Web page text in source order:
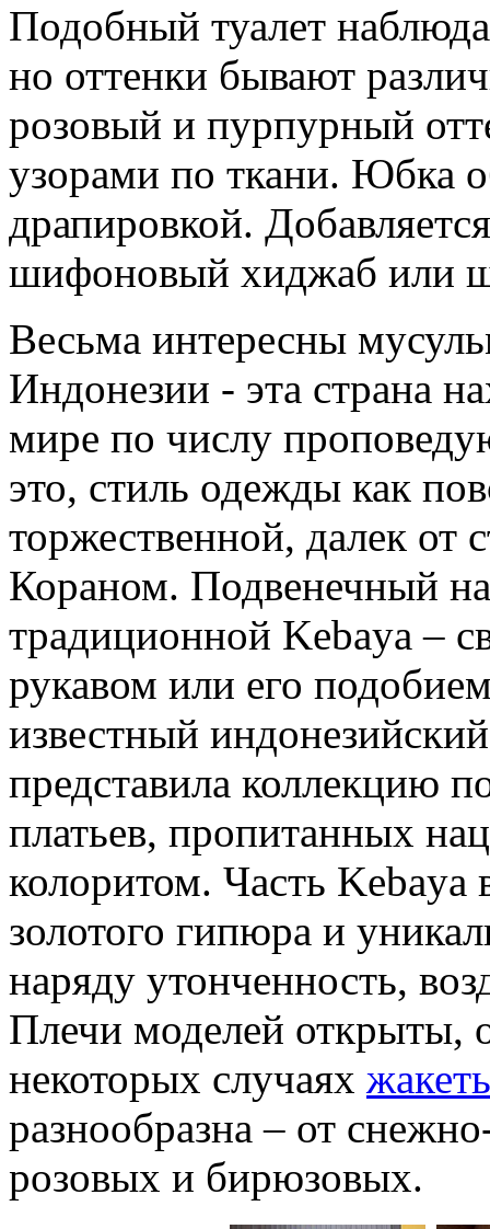
Подобный туалет
но оттенки бывают
розовый и пурпурный
узорами по ткани. Юбка
драпировкой.
шифоновый хиджаб или
Весьма интересны
Индонезии - эта страна
мире по числу
это, стиль одежды как
торжественной, далек от
Кораном. Подвенечный
традиционной Kebaya –
рукавом или его
известный
представила коллекцию
платьев, пропитанных
колоритом. Часть
золотого гипюра и
наряду утонченность,
Плечи моделей открыты,
некоторых случаях
разнообразна – от
розовых и бирюзовых.